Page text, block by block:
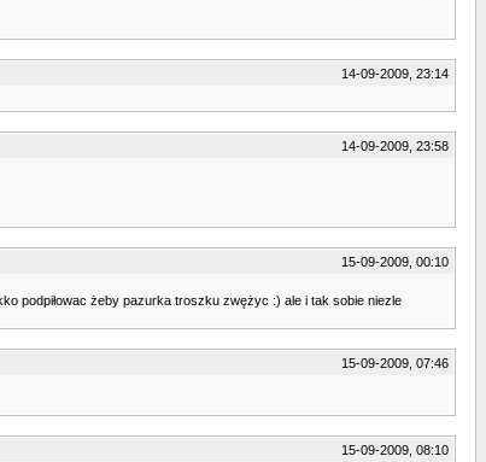
14-09-2009, 23:14
14-09-2009, 23:58
15-09-2009, 00:10
podpiłowac żeby pazurka troszku zwężyc :) ale i tak sobie niezle
15-09-2009, 07:46
15-09-2009, 08:10